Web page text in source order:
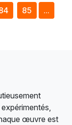
85
...
œuvre est